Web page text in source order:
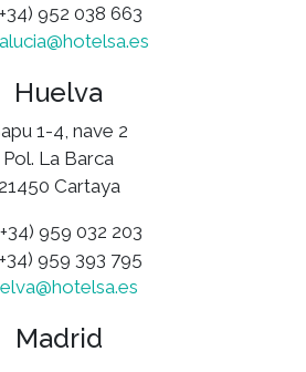
952 038 663
Huelva
1-4, nave 2
Pol. La Barca
21450 Cartaya
959 032 203
959 393 795
Madrid